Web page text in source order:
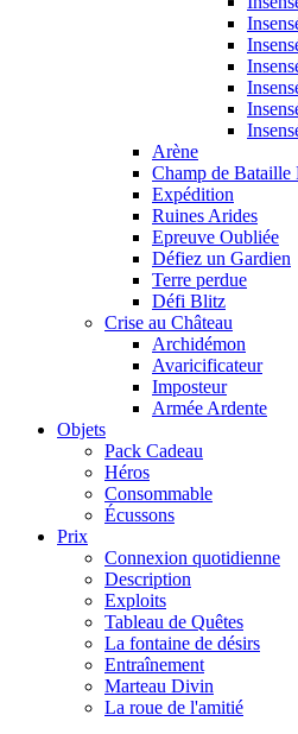
Arène
Champ de Bataille
Expédition
Ruines Arides
Epreuve Oubliée
Défiez un Gardien
Terre perdue
Défi Blitz
Crise au Château
Archidémon
Avaricificateur
Imposteur
Armée Ardente
Objets
Pack Cadeau
Héros
Consommable
Écussons
Prix
Connexion quotidienne
Description
Exploits
Tableau de Quêtes
La fontaine de désirs
Entraînement
Marteau Divin
La roue de l'amitié